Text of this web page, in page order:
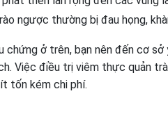
ngược thường bị đau họng,
chứng ở trên, bạn nên đến cơ
Việc điều trị viêm thực quản
tốn kém chi phí.